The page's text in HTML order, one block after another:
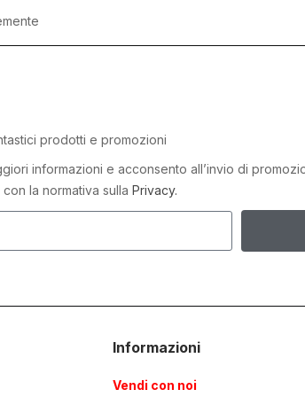
prodotti e promozioni
informazioni e acconsento all’invio di
la normativa sulla Privacy.
Informazioni
Vendi con noi